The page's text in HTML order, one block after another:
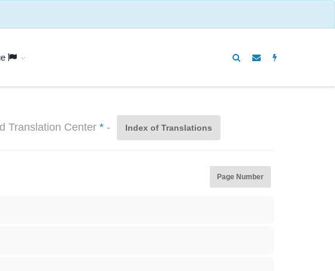
Translation Center *- Index of Translations
Page Number